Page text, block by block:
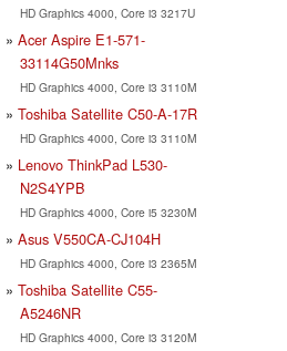
HD Graphics 4000, Core i3 3217U
Acer Aspire E1-571-
33114G50Mnks
HD Graphics 4000, Core i3 3110M
Toshiba Satellite C50-A-17R
HD Graphics 4000, Core i3 3110M
Lenovo ThinkPad L530-
N2S4YPB
HD Graphics 4000, Core i5 3230M
Asus V550CA-CJ104H
HD Graphics 4000, Core i3 2365M
Toshiba Satellite C55-
A5246NR
HD Graphics 4000, Core i3 3120M